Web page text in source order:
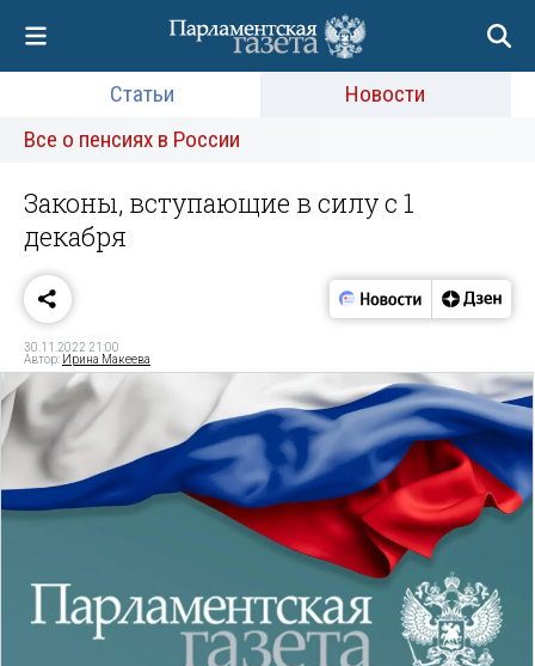
Статьи
Новости
Все о пенсиях в России
Законы, вступающие в силу с 1
декабря
30.11.2022 21:00
Автор: Ирина Макеева